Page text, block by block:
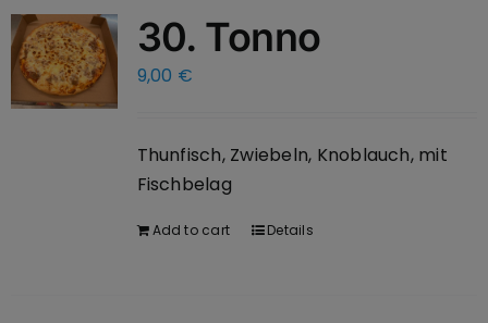
30. Tonno
9,00 €
Thunfisch, Zwiebeln, Knoblauch, mit
Fischbelag
Add to cart Details